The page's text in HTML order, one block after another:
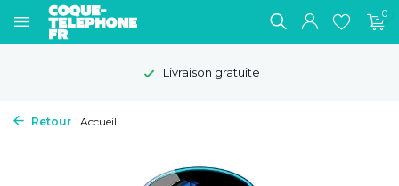
0
Livraison gratuite
Retour Accueil